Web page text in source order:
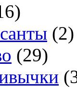
(2)
(29)